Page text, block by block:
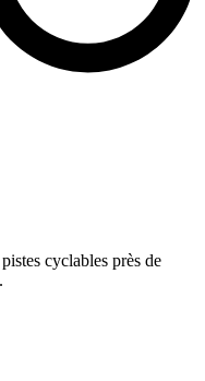
cyclables près de